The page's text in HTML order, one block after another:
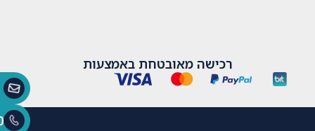
רכישה מאובטחת באמצעות